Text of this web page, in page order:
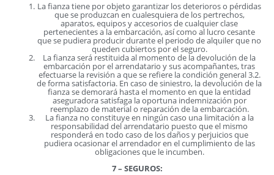
La fianza tiene por objeto garantizar los deterioros o pérdidas
que se produzcan en cualesquiera de los pertrechos,
aparatos, equipos y accesorios de cualquier clase
pertenecientes a la embarcación, así como al lucro cesante
que se pudiera producir durante el periodo de alquiler que no
queden cubiertos por el seguro.
La fianza será restituida al momento de la devolución de la
embarcación por el arrendatario y sus acompañantes, tras
efectuarse la revisión a que se refiere la condición general 3.2.
de forma satisfactoria. En caso de siniestro, la devolución de la
fianza se demorará hasta el momento en que la entidad
aseguradora satisfaga la oportuna indemnización por
reemplazo de material o reparación de la embarcación.
La fianza no constituye en ningún caso una limitación a la
responsabilidad del arrendatario puesto que el mismo
responderá en todo caso de los daños y perjuicios que
pudiera ocasionar el arrendador en el cumplimiento de las
obligaciones que le incumben.
7 – SEGUROS: